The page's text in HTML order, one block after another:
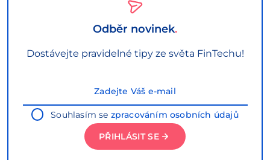
Odběr novinek
Dostávejte pravidelné tipy ze světa FinTechu!
Souhlasím se zpracováním osobních údajů
PŘIHLÁSIT SE